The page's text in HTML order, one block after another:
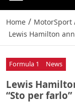
Home / MotorSport
Lewis Hamilton
Formula 1 News
Lewis
“Sto per farlo”